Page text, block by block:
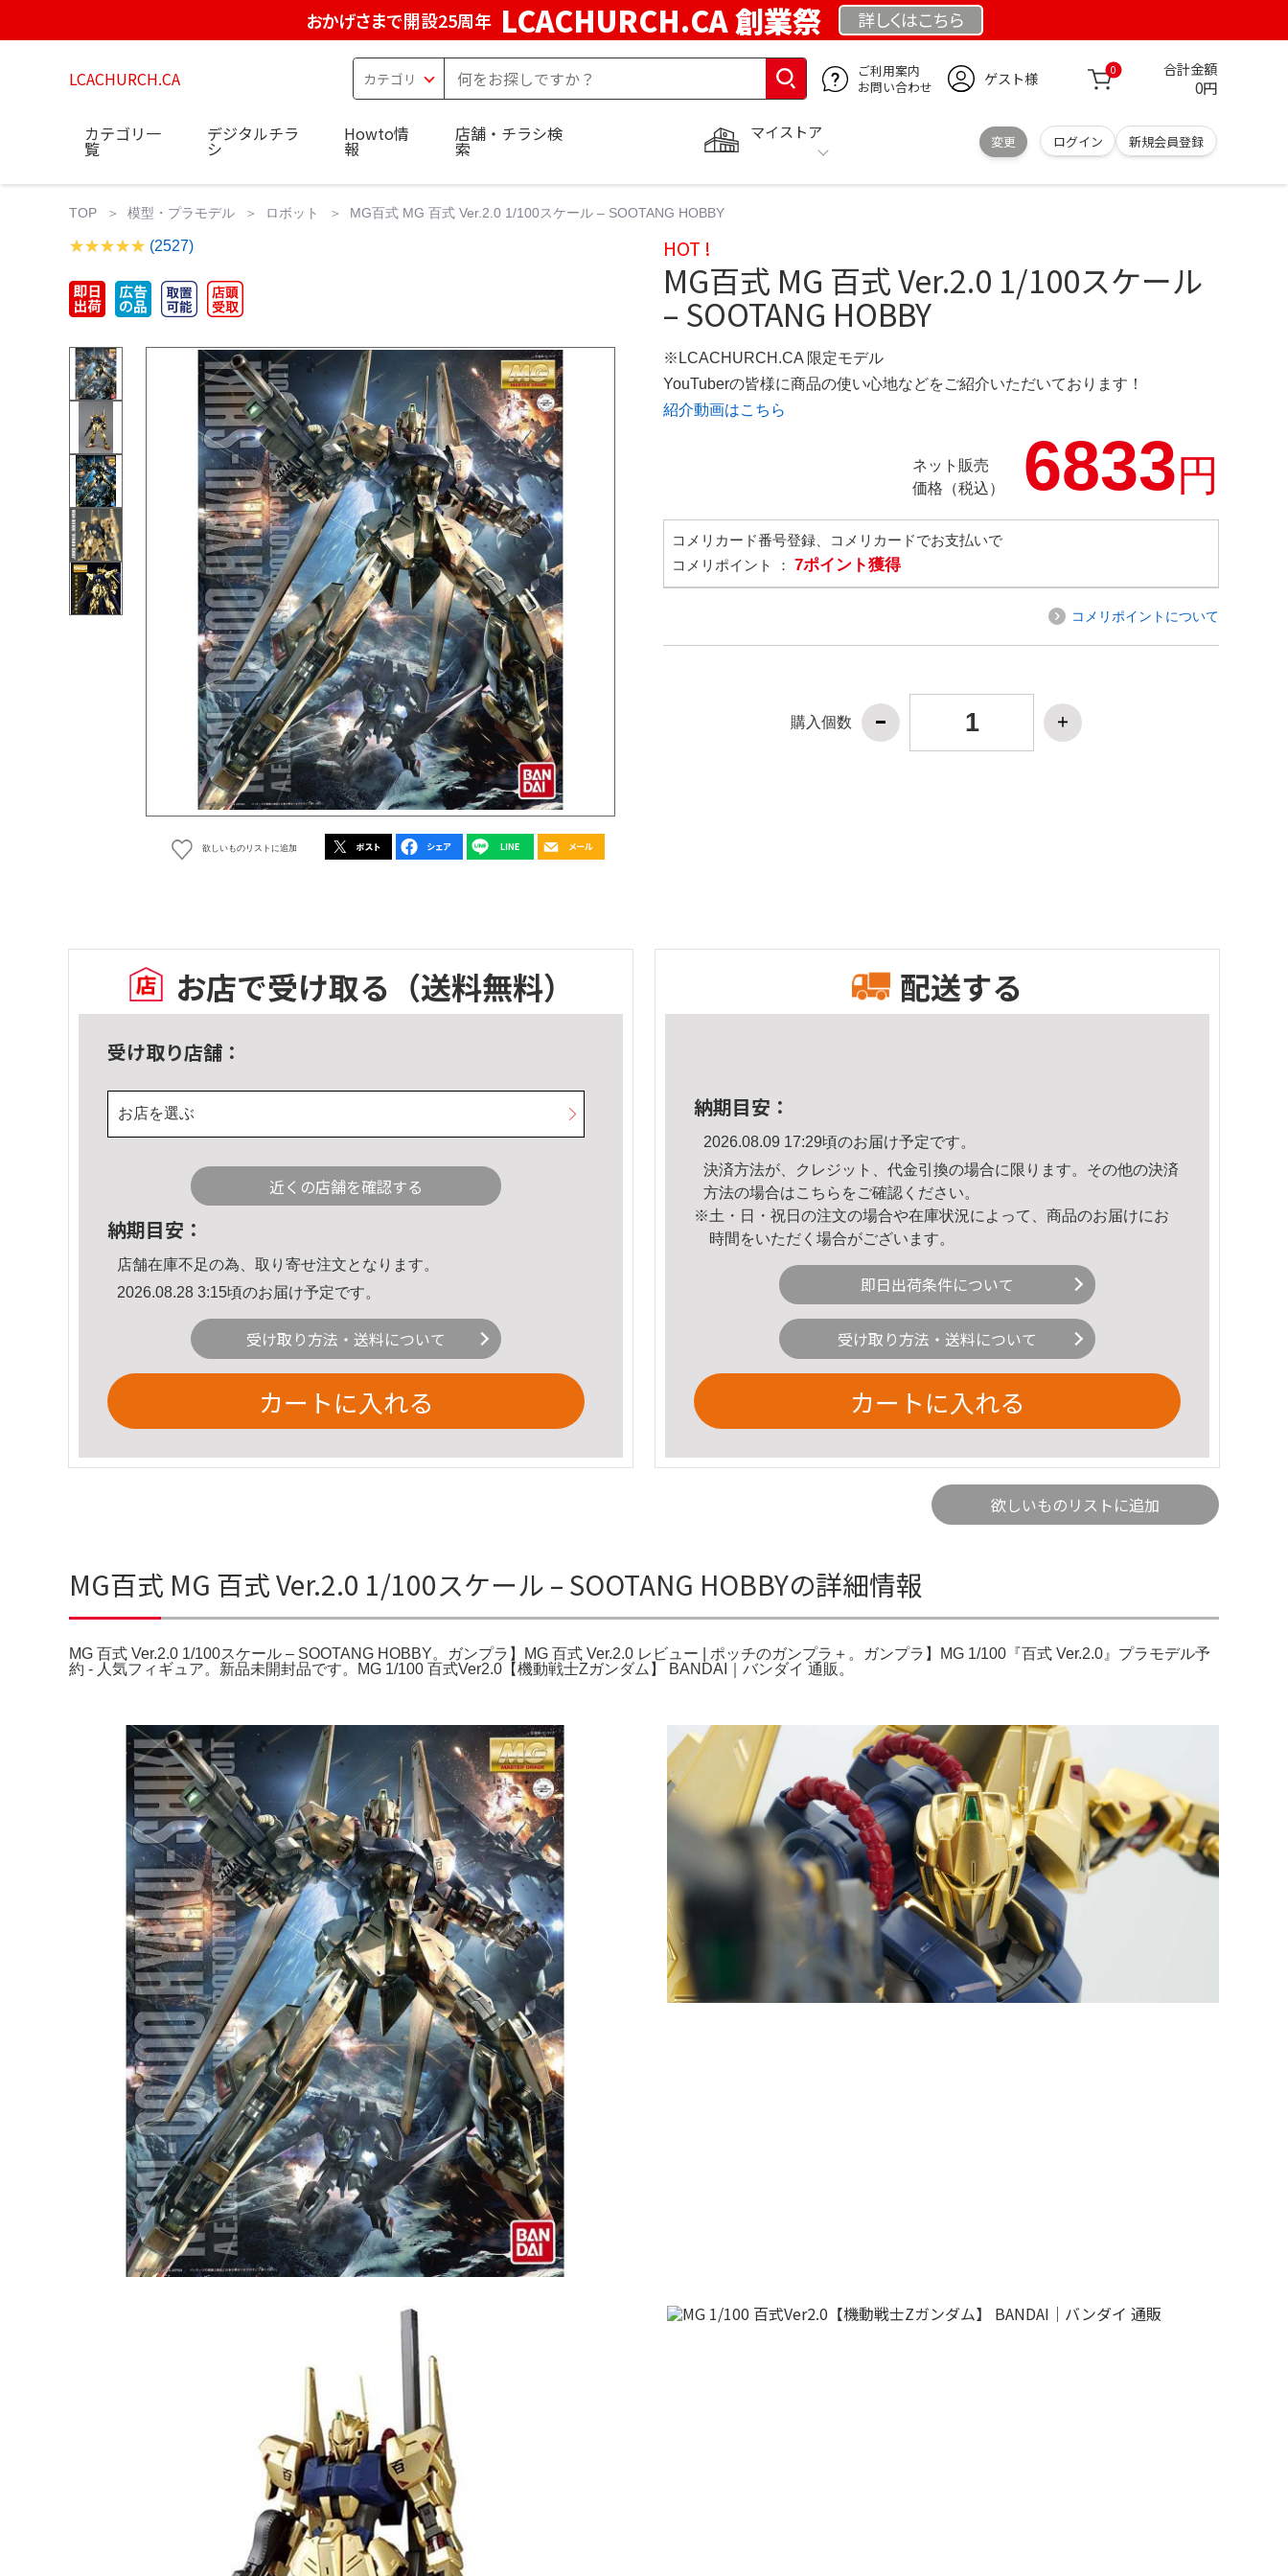
おかげさまで開設25周年 LCACHURCH.CA 創業祭 詳しくはこちら
LCACHURCH.CA
ご利用案内
お問い合わせ
ゲスト様 0 合計金額
0円
マイストア
変更 ログイン 新規会員登録
カテゴリ一
覧
デジタルチラ
シ
Howto情
報
店舗・チラシ検
索
TOP 模型・プラモデル ロボット MG百式 MG 百式 Ver.2.0 1/100スケール – SOOTANG HOBBY
(2527)
欲しいものリストに追加
HOT !
MG百式 MG 百式 Ver.2.0 1/100スケール
– SOOTANG HOBBY
※LCACHURCH.CA 限定モデル
YouTuberの皆様に商品の使い心地などをご紹介いただいております！
紹介動画はこちら
ネット販売
価格（税込）
6833円
コメリカード番号登録、コメリカードでお支払いで
コメリポイント ： 7ポイント獲得
コメリポイントについて
購入個数
お店で受け取る （送料無料）
受け取り店舗：
お店を選ぶ
近くの店舗を確認する
納期目安：
店舗在庫不足の為、取り寄せ注文となります。
2026.08.28 3:15頃のお届け予定です。
受け取り方法・送料について
カートに入れる
配送する
納期目安：
2026.08.09 17:29頃のお届け予定です。
決済方法が、クレジット、代金引換の場合に限ります。その他の決済
方法の場合はこちら をご確認ください。
※土・日・祝日の注文の場合や在庫状況によって、商品のお届けにお
時間をいただく場合がございます。
即日出荷条件について
受け取り方法・送料について
カートに入れる
欲しいものリストに追加
MG百式 MG 百式 Ver.2.0 1/100スケール – SOOTANG HOBBYの詳細情報
MG 百式 Ver.2.0 1/100スケール – SOOTANG HOBBY。ガンプラ】MG 百式 Ver.2.0 レビュー | ポッチのガンプラ＋。ガンプラ】MG 1/100『百式 Ver.2.0』プラモデル予
約 - 人気フィギュア。新品未開封品です。MG 1/100 百式Ver2.0【機動戦士Zガンダム】 BANDAI｜バンダイ 通販。